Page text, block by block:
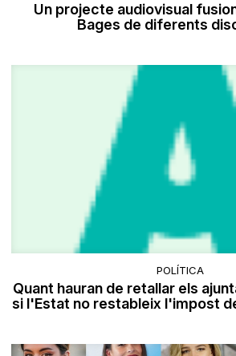
Un projecte audiovisual
Bages de diferents
POLÍTICA
Quant hauran de retallar els
si l'Estat no restableix l'impost